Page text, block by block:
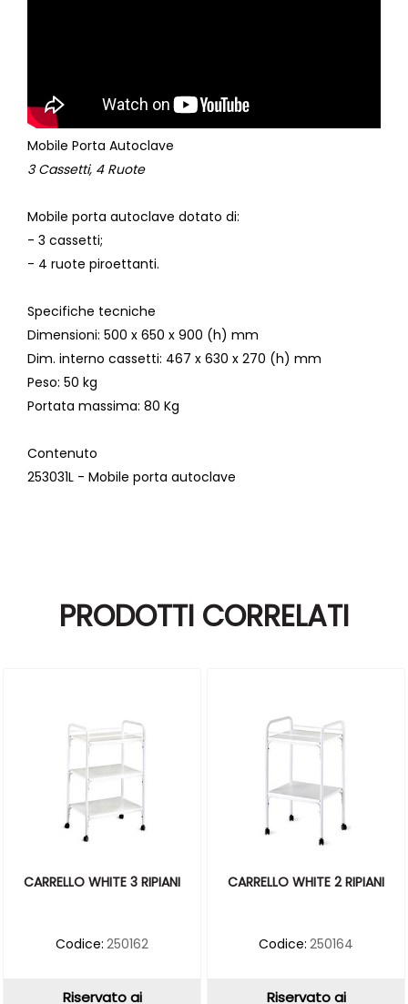
Mobile Porta Autoclave
3 Cassetti, 4 Ruote
Mobile porta autoclave dotato di:
- 3 cassetti;
- 4 ruote piroettanti.
Specifiche tecniche
Dimensioni: 500 x 650 x 900 (h) mm
Dim. interno cassetti: 467 x 630 x 270 (h) mm
Peso: 50 kg
Portata massima: 80 Kg
Contenuto
253031L - Mobile porta autoclave
PRODOTTI CORRELATI
CARRELLO WHITE 3 RIPIANI
Codice: 250162
Riservato ai
CARRELLO WHITE 2 RIPIANI
Codice: 250164
Riservato ai